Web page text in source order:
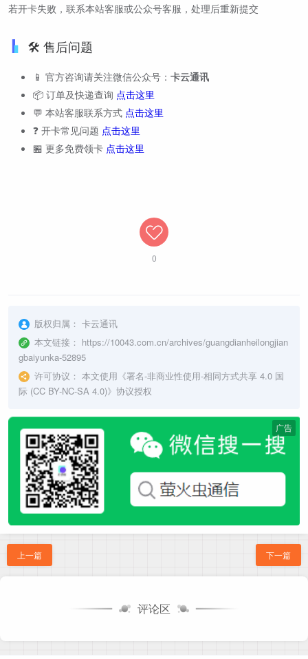
若开卡失败，联系本站客服或公众号客服，处理后重新提交
🛠️ 售后问题
📱 官方咨询请关注微信公众号： 卡云通讯
📦 订单及快递查询 点击这里
💬 本站客服联系方式 点击这里
❓ 开卡常见问题 点击这里
🏪 更多免费领卡 点击这里
0
版权归属： 卡云通讯
本文链接： https://10043.com.cn/archives/guangdianheilongjian
gbaiyunka-52895
许可协议： 本文使用《署名-非商业性使用-相同方式共享 4.0 国
际 (CC BY-NC-SA 4.0)》协议授权
广告
上一篇 下一篇
评论区